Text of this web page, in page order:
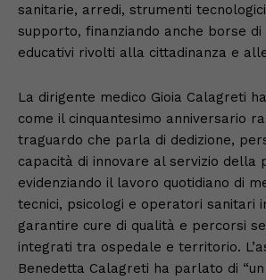
sanitarie, arredi, strumenti
supporto, finanziando anche borse
educativi rivolti alla cittadinanza e
La dirigente medico Gioia Calagreti
come il cinquantesimo anniversario
traguardo che parla di dedizione,
capacità di innovare al servizio della
evidenziando il lavoro quotidiano di
tecnici, psicologi e operatori sanitari
garantire cure di qualità e percorsi
integrati tra ospedale e territorio.
Benedetta Calagreti ha parlato di